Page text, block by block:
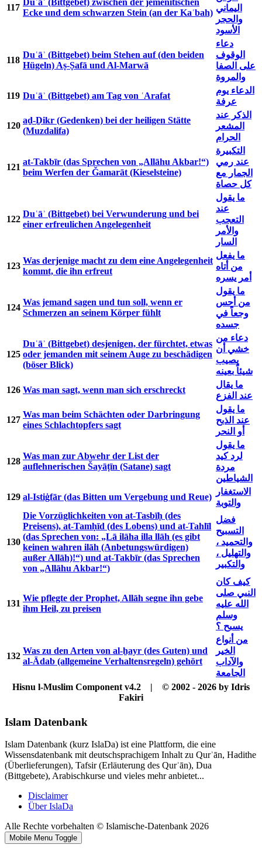
117
Duʿāʾ (Bittgebet) zwischen der jemenitischen
Ecke und dem schwarzen Stein (an der Kaʿbah) اليماني
والحجر
الأسود
118
Duʿāʾ (Bittgebet) beim Stehen auf (den beiden
Hügeln) Aṣ-Ṣafā und Al-Marwā
دعاء
الوقوف
على الصفا
والمروة
119 Duʿāʾ (Bittgebet) am Tag von ʿArafat
الدعاء يوم
عرفة
120
aḏ-Ḏikr (Gedenken) bei der heiligen Stätte
(Muzdalifa)
الذكر عند
المشعر
الحرام
121
at-Takbīr (das Sprechen von „Allāhu Akbar!“)
beim Werfen der Ǧamarāt (Kieselsteine)
التكبيرة
عند رمي
الجمار مع
كل حصاة
122
Duʿāʾ (Bittgebet) bei Verwunderung und bei
einer erfreulichen Angelegenheit
ما يقول
عند
التعجب
والأمر
السار
123
Was derjenige macht zu dem eine Angelegenheit
kommt, die ihn erfreut
ما يفعل
من أتاه
أمر يسره
124
Was jemand sagen und tun soll, wenn er
Schmerzen an seinem Körper fühlt
ما يقول
من أحس
وجعاً في
جسده
125
Duʿāʾ (Bittgebet) desjenigen, der fürchtet, etwas
oder jemanden mit seinem Auge zu beschädigen
(böser Blick)
دعاء من
خشي أن
يصيب
شيئاً بعينه
126 Was man sagt, wenn man sich erschreckt
ما يقال
عند الفزع
127
Was man beim Schächten oder Darbringung
eines Schlachtopfers sagt
ما يقول
عند الذبح
أو النحر
128
Was man zur Abwehr der List der
auflehnerischen Šayāṭīn (Satane) sagt
ما يقول
لرد كيد
مردة
الشياطين
129 al-Istiġfār (das Bitten um Vergebung und Reue)
الاستغفار
والتوبة
130
Die Vorzüglichkeiten von at-Tasbīḥ (des
Preisens), at-Tamḥīd (des Lobens) und at-Tahlīl
(das Sprechen von: „Lā ilāha illa llāh (es gibt
keinen wahren ilāh (Anbetungswürdigen)
außer Allāh)!“) und at-Takbīr (das Sprechen
von „Allāhu Akbar!“)
فضل
التسبيح
والتحميد ،
والتهليل ،
والتكبير
131
Wie pflegte der Prophet, Allāh segne ihn gebe
ihm Heil, zu preisen
كيف كان
النبي صلى
الله عليه
وسلم
يسبح ؟
132
Was zu den Arten von al-ẖayr (des Guten) und
al-Ādab (allgemeine Verhaltensregeln) gehört
من أنواع
الخير
والآداب
الجامعة
Hisnu l-Muslim Component v4.2 | © 2002 - 2026 by Idris
Fakiri
Islam Datenbank
Islam Datenbank (kurz IslaDa) ist eine Plattform, die eine
Wissensdatenbank mit deutschsprachigem Inhalt zu Qurʾān, Hadithe
(Überlieferungen), Tafsir (Erläuterung des Qurʾān), Dua
(Bittgebete), Arabischkurse und vieles mehr anbietet...
Disclaimer
Über IslaDa
Alle Rechte vorbehalten © Islamische-Datenbank 2026
Mobile Menu Toggle